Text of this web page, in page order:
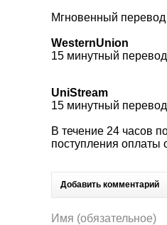
Мгновенный перевод
WesternUnion
15 минутный перевод
UniStream
15 минутный перевод
В течение 24 часов
поступления оплаты
Добавить комментарий
Имя (обязательное)